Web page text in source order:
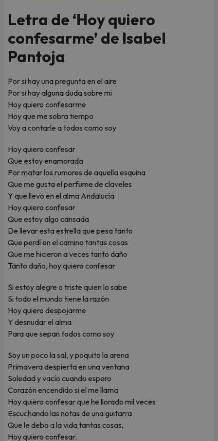
Letra de ‘Hoy quiero
confesarme’ de Isabel
Pantoja
Por si hay una pregunta en el aire
Por si hay alguna duda sobre mi
Hoy quiero confesarme
Hoy que me sobra tiempo
Voy a contarle a todos como soy
Hoy quiero confesar
Que estoy enamorada
Por matar los rumores de aquella esquina
Que me gusta el perfume de claveles
Y que llevo en el alma Andalucía
Hoy quiero confesar
Que estoy algo cansada
De llevar esta estrella que pesa tanto
Que perdí en el camino tantas cosas
Que me hicieron a veces tanto daño
Tanto daño, hoy quiero confesar
Si estoy alegre o triste quien lo sabe
Si todo el mundo tiene la razón
Hoy quiero despojarme
Y desnudar el alma
Para que sepan todos como soy
Soy un poco la sal, y poquito la arena
Primavera despierta en una ventana
Soledad y vacío cuando espero
Corazón encendido si el me llama
Hoy quiero confesar que he llorado mil veces
Escuchando las notas de una guitarra
Que le debo a la vida tantas cosas,
Hoy quiero confesar.